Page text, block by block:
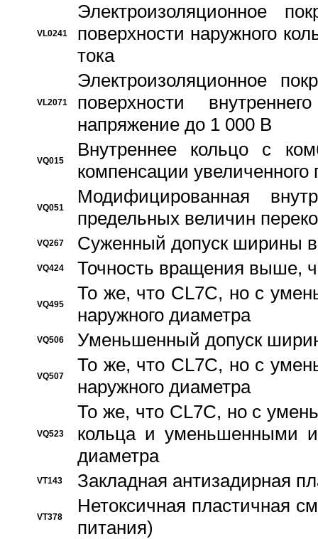
VL0241
Электроизоляционное
поверхности наружного
тока
VL2071
Электроизоляционное
поверхности
напряжение до 1 000 В
VQ015
Bнутреннее кольцо с
компенсации увеличенного
VQ051
Модифицированная
предельных величин
VQ267 Суженный допуск ширины
VQ424 Точность вращения выше,
VQ495
То же, что CL7C, но с
наружного диаметра
VQ506 Уменьшенный допуск
VQ507
То же, что CL7C, но с
наружного диаметра
VQ523
То же, что CL7C, но с
кольца и уменьшенными
диаметра
VT143 Закладная антизадирная
VT378
Нетоксичная пластичная
питания)